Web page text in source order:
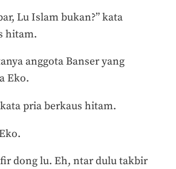
Lu Islam bukan?” kata
hitam.
anggota Banser yang
Eko.
pria berkaus hitam.
dong lu. Eh, ntar dulu takbir